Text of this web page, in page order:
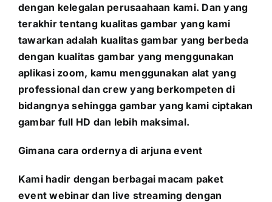
dengan kelegalan perusaahaan kami. Dan yang
terakhir tentang kualitas gambar yang kami
tawarkan adalah kualitas gambar yang berbeda
dengan kualitas gambar yang menggunakan
aplikasi zoom, kamu menggunakan alat yang
professional dan crew yang berkompeten di
bidangnya sehingga gambar yang kami ciptakan
gambar full HD dan lebih maksimal.
Gimana cara ordernya di arjuna event
Kami hadir dengan berbagai macam paket
event webinar dan live streaming dengan